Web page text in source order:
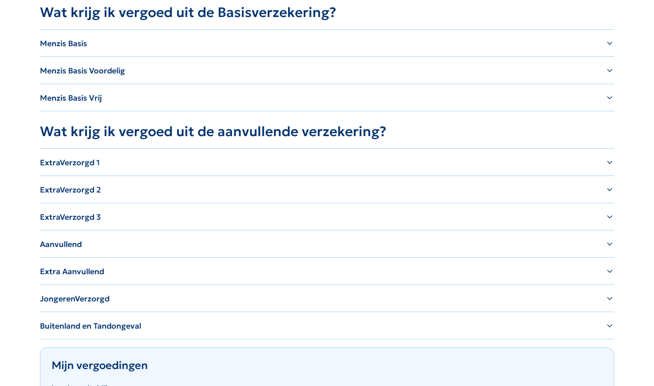
Wat krijg ik vergoed uit de Basisverzekering?
Menzis Basis
Menzis Basis Voordelig
Menzis Basis Vrij
Wat krijg ik vergoed uit de aanvullende verzekering?
ExtraVerzorgd 1
ExtraVerzorgd 2
ExtraVerzorgd 3
Aanvullend
Extra Aanvullend
JongerenVerzorgd
Buitenland en Tandongeval
Mijn vergoedingen